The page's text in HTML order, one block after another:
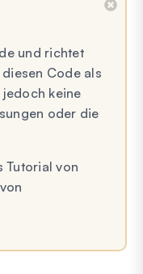
und richtet
Code als
keine
oder die
Tutorial von